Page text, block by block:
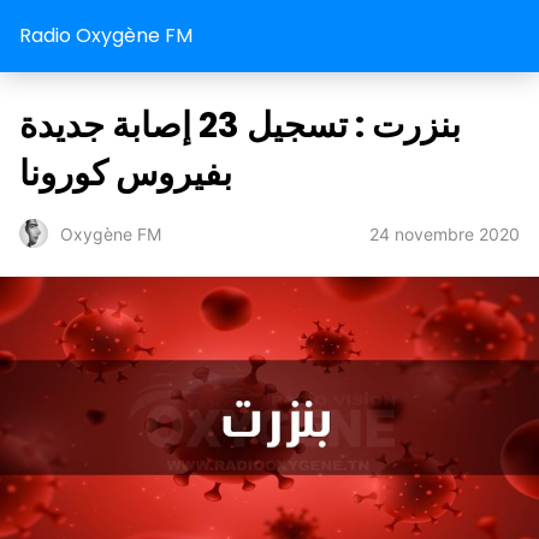
Radio Oxygène FM
بنزرت : تسجيل 23 إصابة جديدة
بفيروس كورونا
Oxygène FM 24 novembre 2020